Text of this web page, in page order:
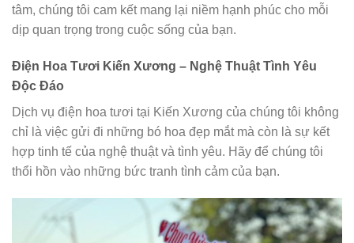
tâm, chúng tôi cam kết mang lại niềm hạnh phúc cho mỗi
dịp quan trọng trong cuộc sống của bạn.
Điện Hoa Tươi Kiến Xương – Nghệ Thuật Tình Yêu
Độc Đáo
Dịch vụ điện hoa tươi tại Kiến Xương của chúng tôi không
chỉ là việc gửi đi những bó hoa đẹp mắt mà còn là sự kết
hợp tinh tế của nghệ thuật và tình yêu. Hãy để chúng tôi
thổi hồn vào những bức tranh tình cảm của bạn.